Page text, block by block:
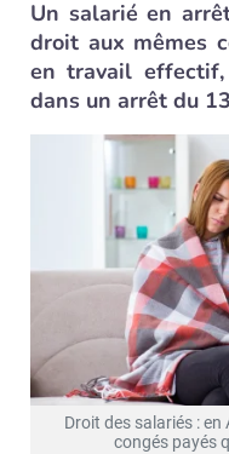
Un salarié en
droit aux mêmes
en travail
dans un arrêt du
Droit des salariés : en
congés payés